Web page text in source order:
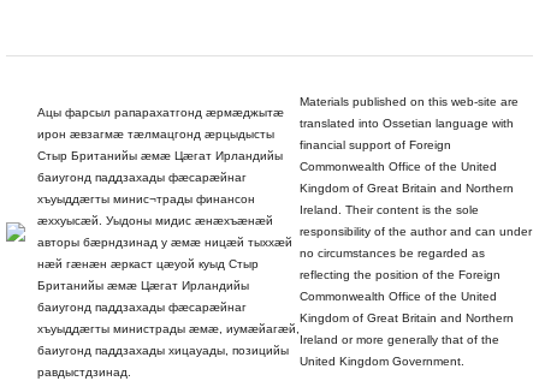
Ацы фарсыл рапарахатгонд æрмæджытæ
ирон æвзагмæ тæлмацгонд æрцыдысты
Стыр Британийы æмæ Цæгат Ирландийы
баиугонд паддзахады фæсарæйнаг
хъуыддæгты минис¬трады финансон
æххуысæй. Уыдоны мидис æнæхъæнæй
авторы бæрндзинад у æмæ ницæй тыххæй
нæй гæнæн æркаст цæуой куыд Стыр
Британийы æмæ Цæгат Ирландийы
баиугонд паддзахады фæсарæйнаг
хъуыддæгты министрады æмæ, иумæйагæй,
баиугонд паддзахады хицауады, позицийы
равдыстдзинад.
Materials published on this web-site are
translated into Ossetian language with
financial support of Foreign
Commonwealth Office of the United
Kingdom of Great Britain and Northern
Ireland. Their content is the sole
responsibility of the author and can under
no circumstances be regarded as
reflecting the position of the Foreign
Commonwealth Office of the United
Kingdom of Great Britain and Northern
Ireland or more generally that of the
United Kingdom Government.